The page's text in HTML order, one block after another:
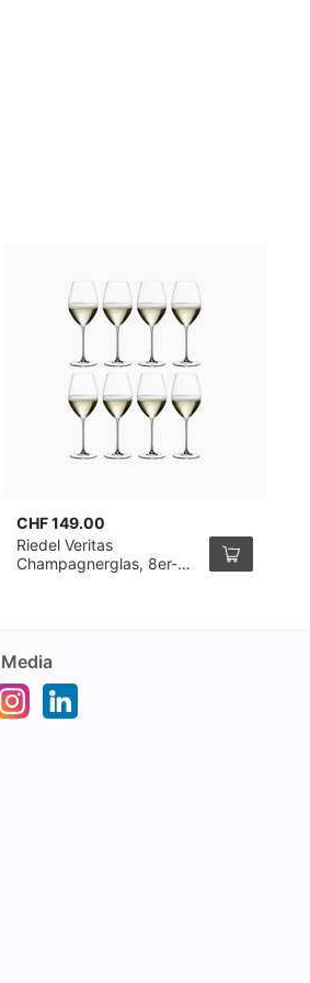
CHF 149.00
Riedel Veritas
Champagnerglas, 8er-